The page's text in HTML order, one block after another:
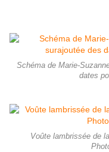
Schéma de Marie-
dates
Voûte lambrissée de